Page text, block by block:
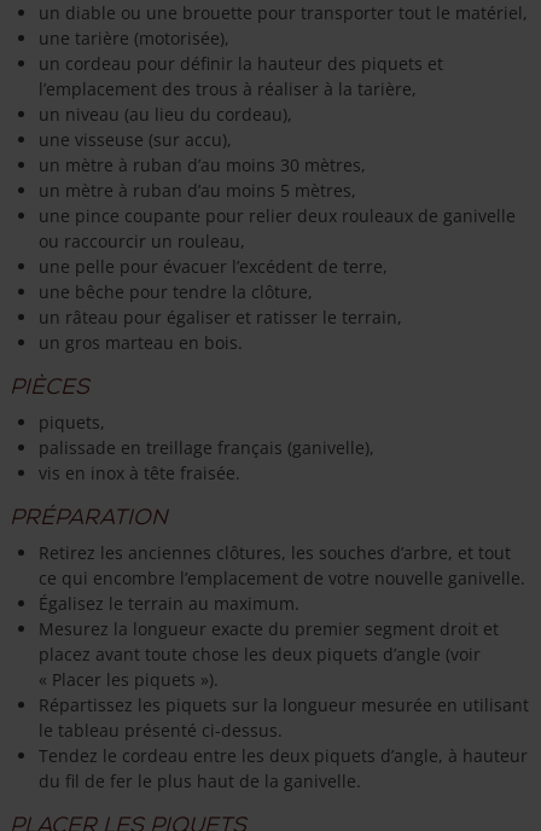
un diable ou une brouette pour transporter tout le matériel,
une tarière (motorisée),
un cordeau pour définir la hauteur des piquets et
l’emplacement des trous à réaliser à la tarière,
un niveau (au lieu du cordeau),
une visseuse (sur accu),
un mètre à ruban d’au moins 30 mètres,
un mètre à ruban d’au moins 5 mètres,
une pince coupante pour relier deux rouleaux de ganivelle
ou raccourcir un rouleau,
une pelle pour évacuer l’excédent de terre,
une bêche pour tendre la clôture,
un râteau pour égaliser et ratisser le terrain,
un gros marteau en bois.
Pièces
piquets,
palissade en treillage français (ganivelle),
vis en inox à tête fraisée.
Préparation
Retirez les anciennes clôtures, les souches d’arbre, et tout
ce qui encombre l’emplacement de votre nouvelle ganivelle.
Égalisez le terrain au maximum.
Mesurez la longueur exacte du premier segment droit et
placez avant toute chose les deux piquets d’angle (voir
« Placer les piquets »).
Répartissez les piquets sur la longueur mesurée en utilisant
le tableau présenté ci-dessus.
Tendez le cordeau entre les deux piquets d’angle, à hauteur
du fil de fer le plus haut de la ganivelle.
Placer les piquets